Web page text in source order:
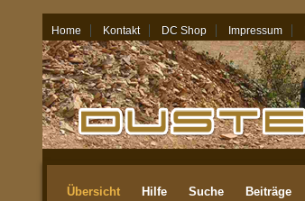
Home Kontakt DC Shop Impressum
06.08.26 - 18:35
Übersicht Hilfe Suche Beiträge